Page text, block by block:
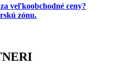
veľkoobchodné ceny?
zónu.